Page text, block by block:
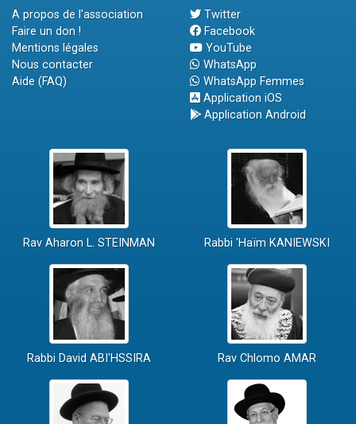
A propos de l'association
Faire un don !
Mentions légales
Nous contacter
Aide (FAQ)
Twitter
Facebook
YouTube
WhatsApp
WhatsApp Femmes
Application iOS
Application Android
Rav Aharon L. STEINMAN Rabbi 'Haïm KANIEWSKI
Rabbi David ABI'HSSIRA Rav Chlomo AMAR